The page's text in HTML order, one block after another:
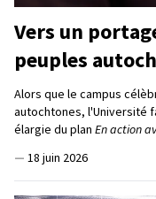
Vers un
peuples
Alors que le campus
autochtones, l'Université
élargie du plan En action
— 18 juin 2026